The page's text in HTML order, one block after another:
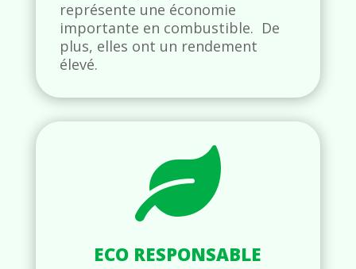
représente une économie
importante en combustible. De
plus, elles ont un rendement
élevé.

ECO RESPONSABLE